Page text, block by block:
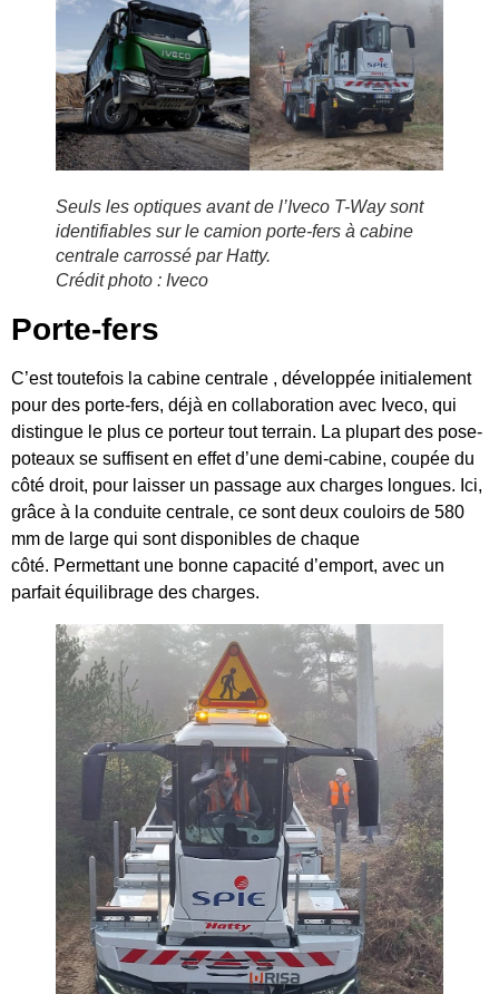
Seuls les optiques avant de l’Iveco T-Way sont
identifiables sur le camion porte-fers à cabine
centrale carrossé par Hatty.
Crédit photo : Iveco
Porte-fers
C’est toutefois la cabine centrale , développée initialement
pour des porte-fers, déjà en collaboration avec Iveco, qui
distingue le plus ce porteur tout terrain. La plupart des pose-
poteaux se suffisent en effet d’une demi-cabine, coupée du
côté droit, pour laisser un passage aux charges longues. Ici,
grâce à la conduite centrale, ce sont deux couloirs de 580
mm de large qui sont disponibles de chaque
côté. Permettant une bonne capacité d’emport, avec un
parfait équilibrage des charges.